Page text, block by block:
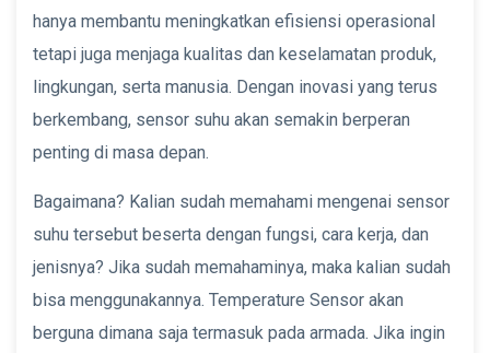
hanya membantu meningkatkan efisiensi operasional
tetapi juga menjaga kualitas dan keselamatan produk,
lingkungan, serta manusia. Dengan inovasi yang terus
berkembang, sensor suhu akan semakin berperan
penting di masa depan.
Bagaimana? Kalian sudah memahami mengenai sensor
suhu tersebut beserta dengan fungsi, cara kerja, dan
jenisnya? Jika sudah memahaminya, maka kalian sudah
bisa menggunakannya. Temperature Sensor akan
berguna dimana saja termasuk pada armada. Jika ingin